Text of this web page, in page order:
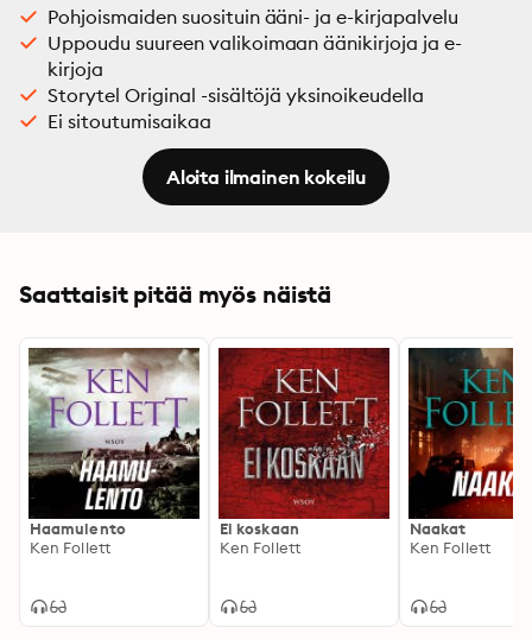
Pohjoismaiden suosituin ääni- ja e-kirjapalvelu
Uppoudu suureen valikoimaan äänikirjoja ja e-
kirjoja
Storytel Original -sisältöjä yksinoikeudella
Ei sitoutumisaikaa
Aloita ilmainen kokeilu
Saattaisit pitää myös näistä
Haamulento
Ken Follett
Ei koskaan
Ken Follett
Naakat
Ken Follett